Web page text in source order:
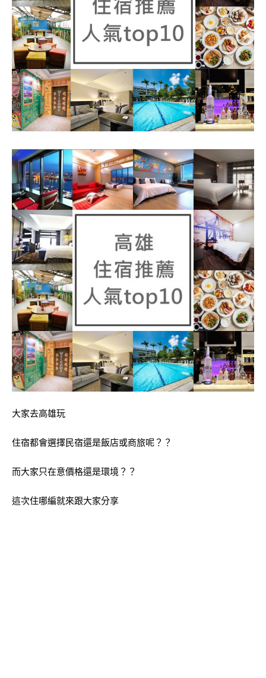
大家去高雄玩
住宿都會選擇民宿還是飯店或商旅呢？？
而大家只在意價格還是環境？？
這次住哪編就來跟大家分享